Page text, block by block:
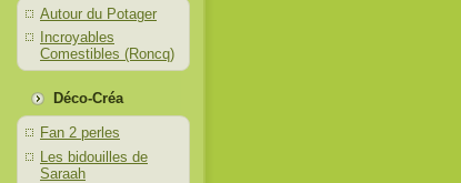
Autour du Potager
Incroyables
Comestibles (Roncq)
Déco-Créa
Fan 2 perles
Les bidouilles de
Saraah